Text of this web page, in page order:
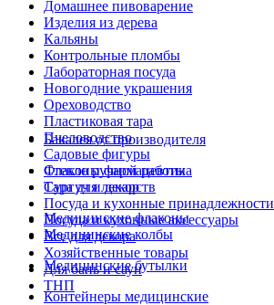
Домашнее пивоварение
Изделия из дерева
Кальяны
Контрольные пломбы
Лабораторная посуда
Новогодние украшения
Ореховодство
Пластиковая тара
Пчеловодство
Садовые фигуры
Стекло ручной работы
Сургуч и декор
Посуда и кухонные принадлежности
Посуда и кухонные аксессуары
Все для декора
Хозяйственные товары
Для бань и саун
ТНП
Бакалея от производителя
Флаконы фармацевтика
Тара для лекарств
Медицинские флаконы
Медицинские колбы
Медицинские бутылки
Контейнеры медицинские